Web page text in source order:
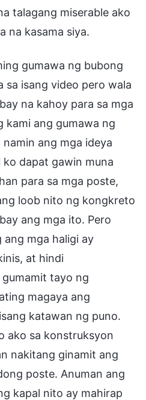
talagang miserable ako
na kasama siya.
gumawa ng bubong
sa isang video pero wala
na kahoy para sa mga
kami ang gumawa ng
ang mga ideya
dapat gawin muna
para sa mga poste,
loob nito ng kongkreto
ang mga ito. Pero
ang mga haligi ay
at hindi
tayo ng
magaya ang
katawan ng puno.
ako sa konstruksyon
nakitang ginamit ang
poste. Anuman ang
kapal nito ay mahirap